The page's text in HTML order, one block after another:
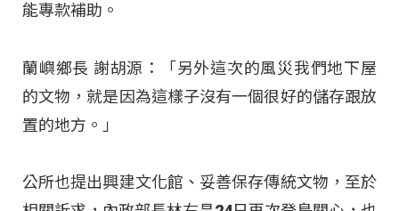
能專款補助。
蘭嶼鄉長 謝胡源：「另外這次的風災我們地下屋
的文物，就是因為這樣子沒有一個很好的儲存跟放
置的地方。」
公所也提出興建文化館、妥善保存傳統文物，至於